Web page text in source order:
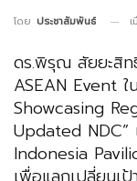
โดย ประชาสัมพันธ์
ดร.พิรุณ สัยยะสิท
ASEAN Event
Showcasing
Updated
Indonesia